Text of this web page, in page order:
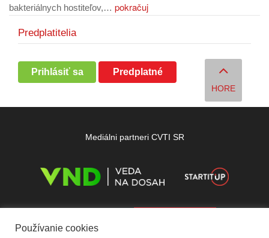
bakteriálnych hostiteľov,… pokračuj
Predplatitelia
Prihlásiť sa Predplatné
HORE
Mediálni partneri CVTI SR
Používanie cookies